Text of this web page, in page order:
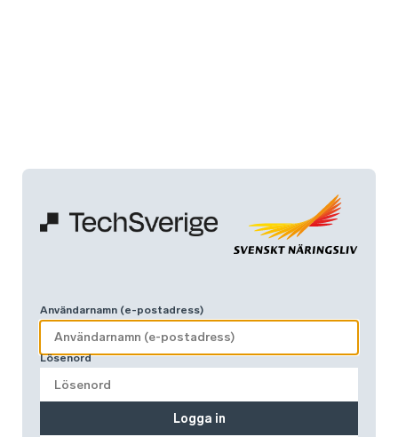
Användarnamn (e-postadress)
Lösenord
Logga in